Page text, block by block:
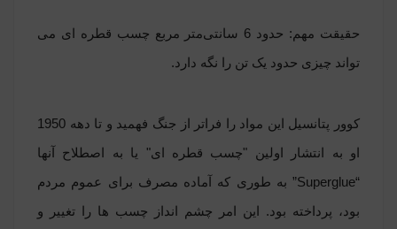
حقیقت مهم: حدود 6 سانتی‌متر مربع چسب قطره ای می
تواند چیزی حدود یک تن را نگه دارد.
کوور پتانسیل این مواد را فراتر از جنگ فهمید و تا دهه 1950
او به انتشار اولین "چسب قطره ای" یا به اصطلاح آنها
“Superglue” به طوری که آماده مصرف برای عموم مردم
بود، پرداخته بود. این امر چشم انداز چسب ها را تغییر و